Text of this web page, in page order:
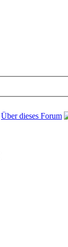
Über dieses Forum